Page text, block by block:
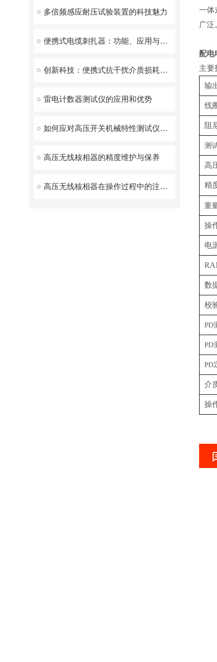
多倍频感应耐压试验装置的科技魅力
便携式电缆刺扎器：功能、应用与优势
创新科技：便携式抗干扰介质损耗测试仪，现场检测无忧
雷电计数器测试仪的应用和优势
如何应对高压开关机械特性测试仪常见的故障
高压无线核相器的精度维护与保养
高压无线核相器在操作过程中的注意事项
一体
广
配电
主要
输
线
阻
测
高
精
重
操
电
数
校
PD
PD
PD
介
操